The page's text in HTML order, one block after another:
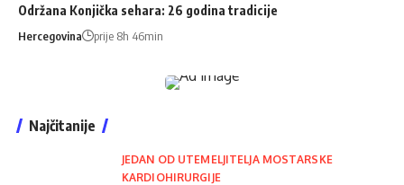
Održana Konjička sehara: 26 godina tradicije
Hercegovina prije 8h 46min
Najčitanije
JEDAN OD UTEMELJITELJA MOSTARSKE
KARDIOHIRURGIJE